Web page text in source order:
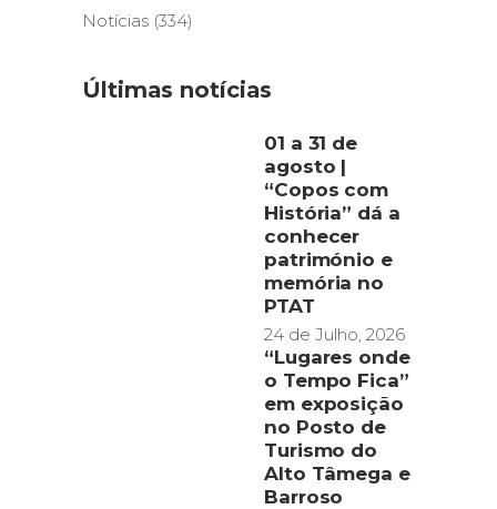
Notícias (334)
Últimas notícias
01 a 31 de
agosto |
“Copos com
História” dá a
conhecer
património e
memória no
PTAT
24 de Julho, 2026
“Lugares onde
o Tempo Fica”
em exposição
no Posto de
Turismo do
Alto Tâmega e
Barroso